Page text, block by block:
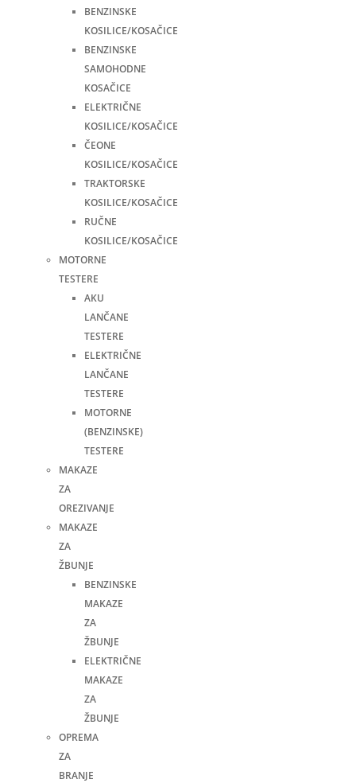
BENZINSKE
KOSILICE/KOSAČICE
BENZINSKE
SAMOHODNE
KOSAČICE
ELEKTRIČNE
KOSILICE/KOSAČICE
ČEONE
KOSILICE/KOSAČICE
TRAKTORSKE
KOSILICE/KOSAČICE
RUČNE
KOSILICE/KOSAČICE
MOTORNE
TESTERE
AKU
LANČANE
TESTERE
ELEKTRIČNE
LANČANE
TESTERE
MOTORNE
(BENZINSKE)
TESTERE
MAKAZE
ZA
OREZIVANJE
MAKAZE
ZA
ŽBUNJE
BENZINSKE
MAKAZE
ZA
ŽBUNJE
ELEKTRIČNE
MAKAZE
ZA
ŽBUNJE
OPREMA
ZA
BRANJE